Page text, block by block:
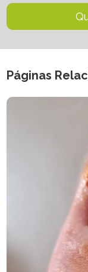
Páginas